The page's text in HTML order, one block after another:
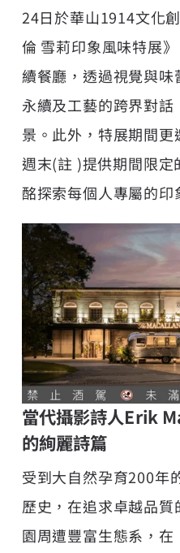
24日於華山1914文化
倫 雪莉印象風味特展
續餐廳，透過視覺與味
永續及工藝的跨界對
景。此外，特展期間
週末(註 )提供期間限
酩探索每個人專屬的印
當代攝影詩人Erik
的絢麗詩篇
受到大自然孕育200年
歷史，在追求卓越品
園周遭豐富生態系，